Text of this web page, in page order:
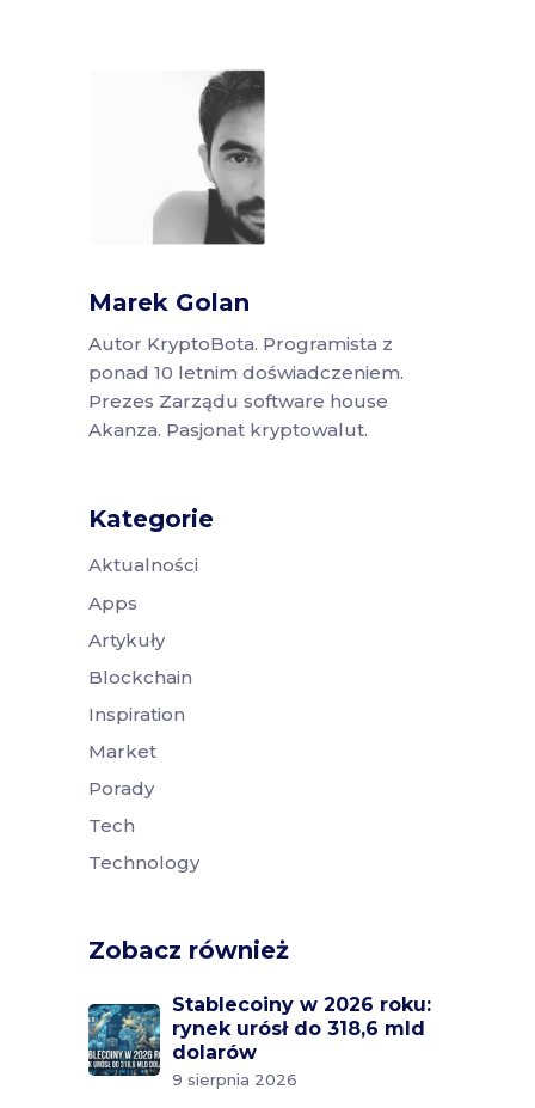
Marek Golan
Autor KryptoBota. Programista z
ponad 10 letnim doświadczeniem.
Prezes Zarządu software house
Akanza. Pasjonat kryptowalut.
Kategorie
Aktualności
Apps
Artykuły
Blockchain
Inspiration
Market
Porady
Tech
Technology
Zobacz również
Stablecoiny w 2026 roku:
rynek urósł do 318,6 mld
dolarów
9 sierpnia 2026